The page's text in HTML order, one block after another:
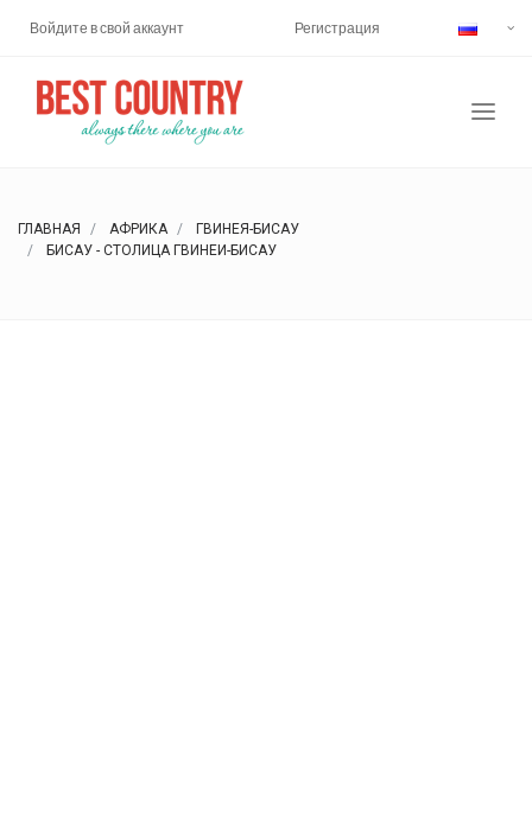
Войдите в свой аккаунт Регистрация
ГЛАВНАЯ АФРИКА
ГВИНЕЯ-БИСАУ
БИСАУ - СТОЛИЦА ГВИНЕИ-БИСАУ